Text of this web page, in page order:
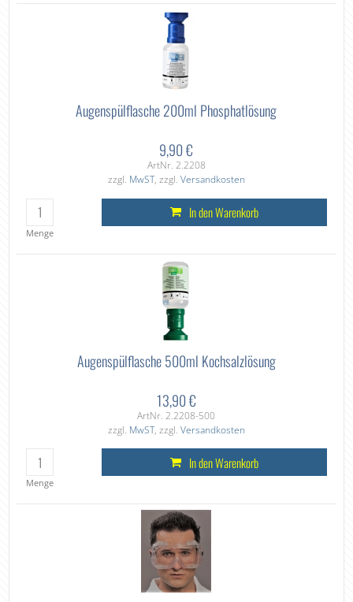
Augenspülflasche 200ml Phosphatlösung
9,90 €
ArtNr. 2.2208
zzgl. MwST, zzgl. Versandkosten
Menge
In den Warenkorb
Augenspülflasche 500ml Kochsalzlösung
13,90 €
ArtNr. 2.2208-500
zzgl. MwST, zzgl. Versandkosten
Menge
In den Warenkorb